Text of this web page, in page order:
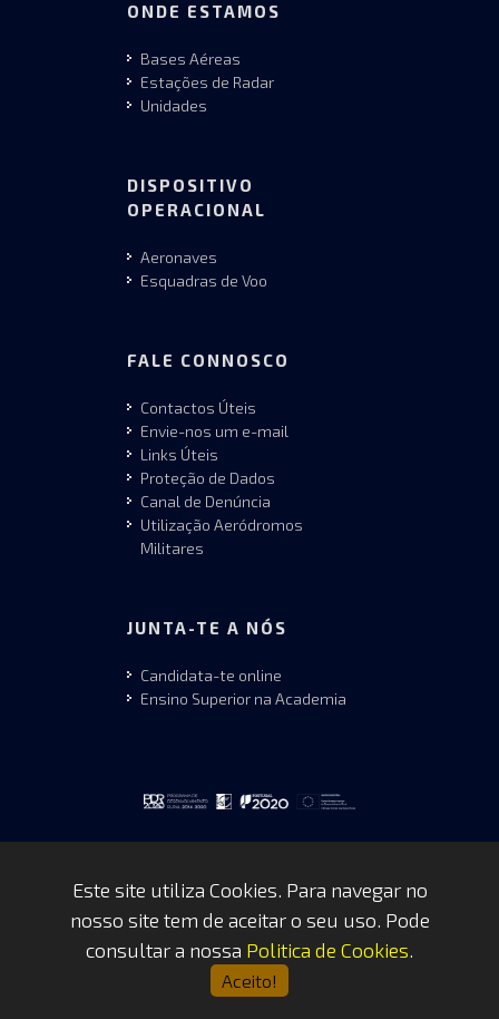
ONDE ESTAMOS
Bases Aéreas
Estações de Radar
Unidades
DISPOSITIVO
OPERACIONAL
Aeronaves
Esquadras de Voo
FALE CONNOSCO
Contactos Úteis
Envie-nos um e-mail
Links Úteis
Proteção de Dados
Canal de Denúncia
Utilização Aeródromos
Militares
JUNTA-TE A NÓS
Candidata-te online
Ensino Superior na Academia
Copyrights © 2026 by FAP - DCSI -
WEBTEAM
Este site utiliza Cookies. Para navegar no
nosso site tem de aceitar o seu uso. Pode
consultar a nossa Politica de Cookies.
Aceito!